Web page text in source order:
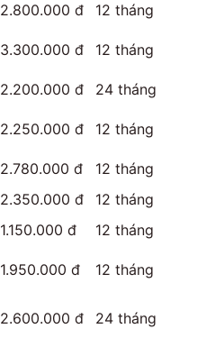
2.800.000 đ 12 tháng
3.300.000 đ 12 tháng
2.200.000 đ 24 tháng
2.250.000 đ 12 tháng
2.780.000 đ
12 tháng
2.350.000 đ
12 tháng
1.150.000 đ 12 tháng
1.950.000 đ 12 tháng
2.600.000 đ 24 tháng